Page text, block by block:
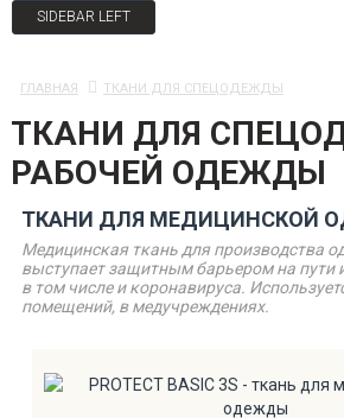
SIDEBAR LEFT
ГЛАВНАЯ ТКАНИ ДЛЯ СПЕЦОДЕЖДЫ
ТКАНИ ДЛЯ
РАБОЧЕЙ ОДЕЖДЫ
ТКАНИ ДЛЯ МЕДИЦИНСКОЙ
Медицинская ткань для производства
выступает защитным барьером на пути
в том числе и коронавируса.
помещений, в медучреждениях.